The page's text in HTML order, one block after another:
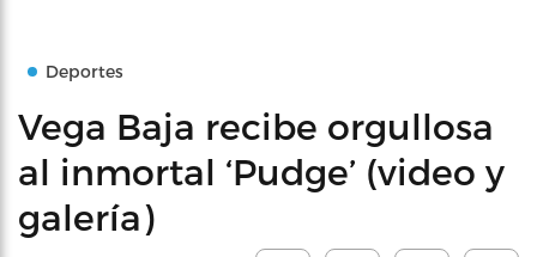
Deportes
Vega Baja recibe orgullosa
al inmortal ‘Pudge’ (video y
galería)